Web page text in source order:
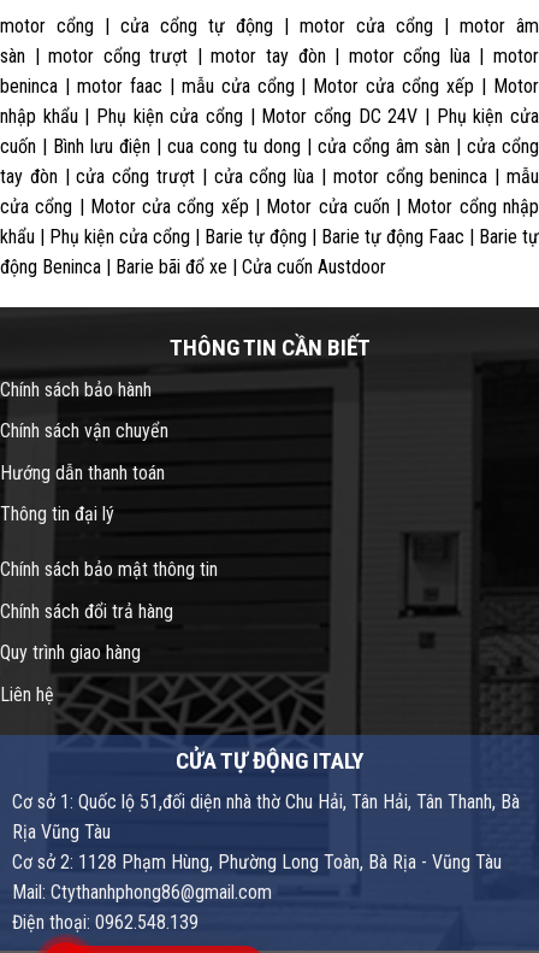
motor cổng | cửa cổng tự động | motor cửa cổng | motor âm
sàn | motor cổng trượt | motor tay đòn | motor cổng lùa | motor
beninca | motor faac | mẫu cửa cổng | Motor cửa cổng xếp | Motor
nhập khẩu | Phụ kiện cửa cổng | Motor cổng DC 24V | Phụ kiện cửa
cuốn | Bình lưu điện | cua cong tu dong | cửa cổng âm sàn | cửa cổng
tay đòn | cửa cổng trượt | cửa cổng lùa | motor cổng beninca | mẫu
cửa cổng | Motor cửa cổng xếp | Motor cửa cuốn | Motor cổng nhập
khẩu | Phụ kiện cửa cổng | Barie tự động | Barie tự động Faac | Barie tự
động Beninca | Barie bãi đổ xe | Cửa cuốn Austdoor
THÔNG TIN CẦN BIẾT
Chính sách bảo hành
Chính sách vận chuyển
Hướng dẫn thanh toán
Thông tin đại lý
Chính sách bảo mật thông tin
Chính sách đổi trả hàng
Quy trình giao hàng
Liên hệ
CỬA TỰ ĐỘNG ITALY
Cơ sở 1: Quốc lộ 51,đối diện nhà thờ Chu Hải, Tân Hải, Tân Thanh, Bà
Rịa Vũng Tàu
Cơ sở 2: 1128 Phạm Hùng, Phường Long Toàn, Bà Rịa - Vũng Tàu
Mail: Ctythanhphong86@gmail.com
Điện thoại: 0962.548.139